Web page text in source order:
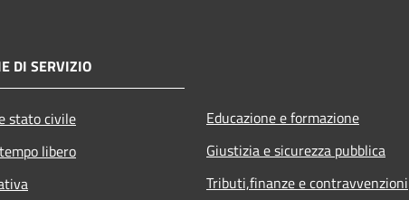
DI SERVIZIO
stato civile
libero
Educazione e formazione
Giustizia e sicurezza pubblica
Tributi,finanze e contravvenzioni